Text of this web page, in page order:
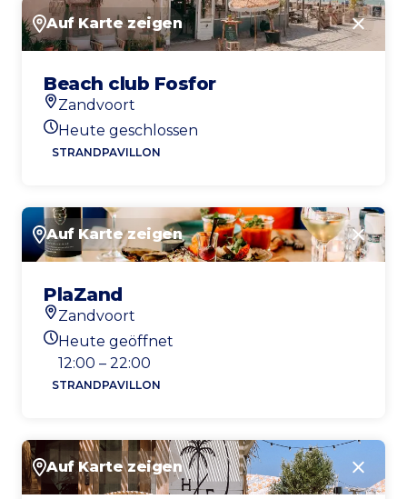
Auf Karte zeigen
Beach club Fosfor
Standort
Zandvoort
Heutigen Öffnungszeiten
Heute geschlossen
STRANDPAVILLON
Auf Karte zeigen
PlaZand
Standort
Zandvoort
Heutigen Öffnungszeiten
Heute geöffnet
12:00 – 22:00
STRANDPAVILLON
Auf Karte zeigen